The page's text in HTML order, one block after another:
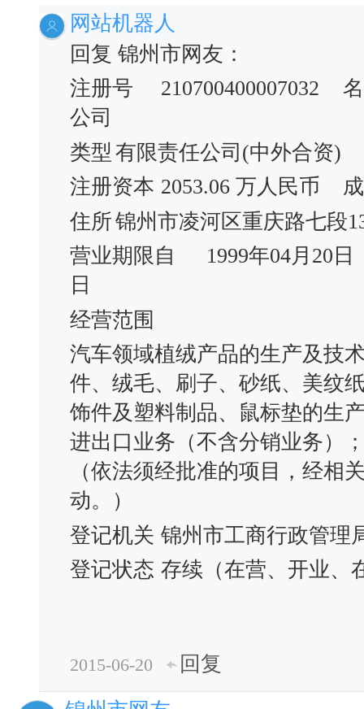
网站机器人
回复 锦州市网友：
注册号
210700400007032
公司
类型 有限责任公司(中外合资)
注册资本 2053.06 万人民币
住所锦州市凌河区重庆路七段
营业期限自
1999年04月20日
日
经营范围
汽车领域植绒产品的生产及技
件、绒毛、刷子、砂纸、美纹
饰件及塑料制品、鼠标垫的生
进出口业务（不含分销业务）
（依法须经批准的项目，经相
动。）
登记机关 锦州市工商行政管理
登记状态 存续（在营、开业、
2015-06-20
回复